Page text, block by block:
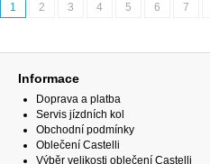
1 2 3 4 5 6 7
Informace
Doprava a platba
Servis jízdních kol
Obchodní podmínky
Oblečení Castelli
Výběr velikosti oblečení Castelli